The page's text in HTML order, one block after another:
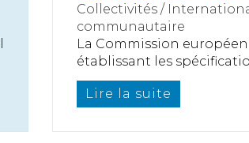
Collectivités /
communautaire
La Commission
établissant les
Lire la suite